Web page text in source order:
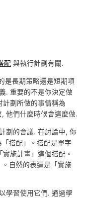
配 與執行計劃有關.
是長期策略還是短期項
. 重要的不是你決定做
劃所做的事情稱為
, 他們什麼時候會這麼做.
劃的會議. 在討論中, 你
搭配」。搭配是單字
施計畫」這個搭配。
自然的表達是「實施
學習使用它們. 通過學